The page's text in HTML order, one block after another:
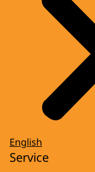
English
Service